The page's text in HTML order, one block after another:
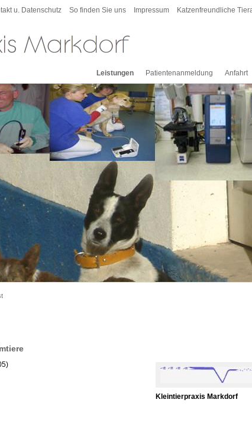
u. Datenschutz So finden Sie uns Impressum Katzenfreundliche
Leistungen Patientenanmeldung Anfahrt
Kleintierpraxis Markdorf